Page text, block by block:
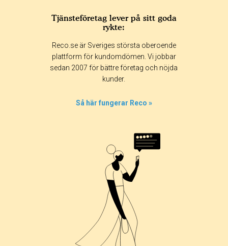
365 dagar 90 dagar
30 dagar
Tjänsteföretag lever på sitt goda
rykte:
Reco.se är Sveriges största oberoende
plattform för kundomdömen. Vi jobbar
sedan 2007 för bättre företag och nöjda
kunder.
Så här fungerar Reco »